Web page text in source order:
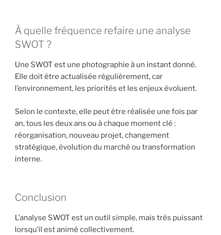
À quelle fréquence refaire une analyse
SWOT ?
Une SWOT est une photographie à un instant donné.
Elle doit être actualisée régulièrement, car
l’environnement, les priorités et les enjeux évoluent.
Selon le contexte, elle peut être réalisée une fois par
an, tous les deux ans ou à chaque moment clé :
réorganisation, nouveau projet, changement
stratégique, évolution du marché ou transformation
interne.
Conclusion
L’analyse SWOT est un outil simple, mais très puissant
lorsqu’il est animé collectivement.